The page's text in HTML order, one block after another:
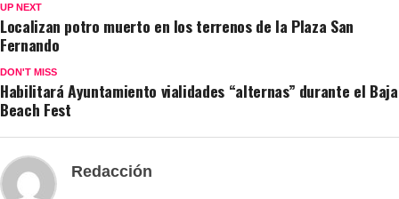
UP NEXT
Localizan potro muerto en los terrenos de la Plaza San
Fernando
DON'T MISS
Habilitará Ayuntamiento vialidades “alternas” durante el Baja
Beach Fest
Redacción